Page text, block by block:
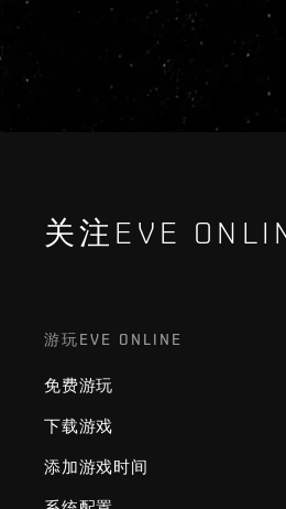
关注EVE
游玩EVE ONLINE
免费游玩
下载游戏
添加游戏时间